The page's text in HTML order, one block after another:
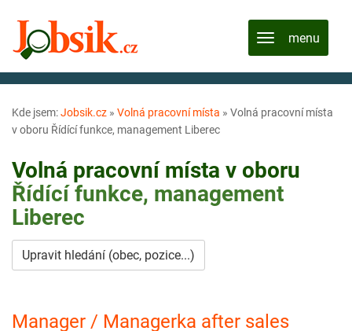
Kde jsem:Jobsik.cz » Volná pracovní místa » Volná pracovní místa
v oboru Řídící funkce, management Liberec
Volná pracovní místa v oboru
Řídící funkce, management
Liberec
Upravit hledání (obec, pozice...)
Manager / Managerka after sales